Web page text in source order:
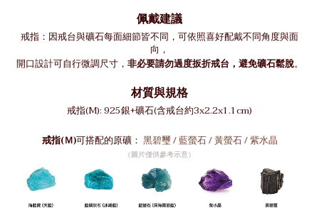
佩戴建議
戒指：因戒台與礦石每面細節皆不同，可依照喜好配戴不同角度與面
向，
開口設計可自行微調尺寸， 非必要請勿過度扳折戒台，避免礦石鬆脫。
材質與規格
戒指(M): 925銀+礦石(含戒台約3x2.2x1.1cm)
戒指(Ｍ)可搭配的原礦： 黑碧璽 / 藍螢石 / 黃螢石 / 紫水晶
（圖片僅供參考示意）